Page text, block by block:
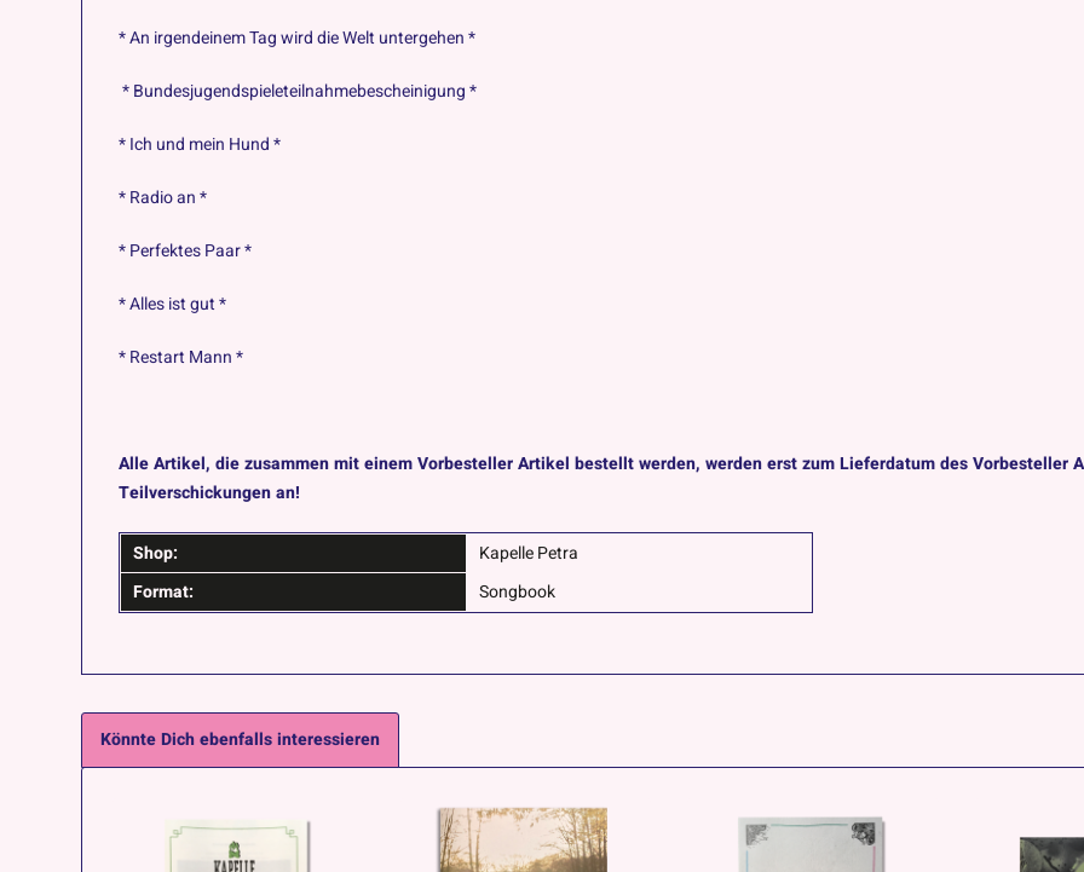
* An irgendeinem Tag wird die Welt untergehen *
* Bundesjugendspieleteilnahmebescheinigung *
* Ich und mein Hund *
* Radio an *
* Perfektes Paar *
* Alles ist gut *
* Restart Mann *
Alle Artikel, die zusammen mit einem Vorbesteller Artikel bestellt werden, werden erst zum Lieferdatum des Vorbesteller
Teilverschickungen an!
Shop:
Kapelle Petra
Format:
Songbook
Könnte Dich ebenfalls interessieren